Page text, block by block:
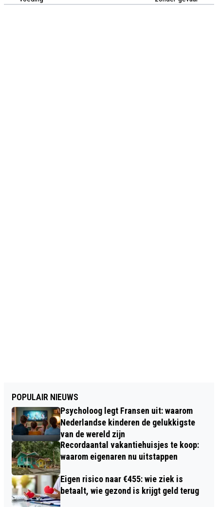
POPULAIR NIEUWS
Psycholoog legt Fransen uit: waarom
Nederlandse kinderen de gelukkigste
van de wereld zijn
Recordaantal vakantiehuisjes te koop:
waarom eigenaren nu uitstappen
Eigen risico naar €455: wie ziek is
betaalt, wie gezond is krijgt geld terug